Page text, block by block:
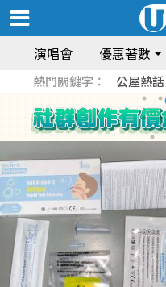
演唱會 優惠著數
熱門關鍵字： 公屋熱話